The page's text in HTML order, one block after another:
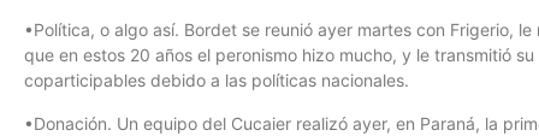
•Política, o algo así. Bordet se reunió ayer martes con Frigerio,
que en estos 20 años el peronismo hizo mucho, y le transmitió
coparticipables debido a las políticas nacionales.
•Donación. Un equipo del Cucaier realizó ayer, en Paraná, la